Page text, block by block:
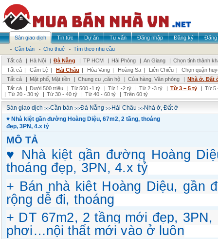
Sàn giao dịch Tin tức Dự án Tư vấn Đăng nhập Đăng ký
Đăng
Cần bán
Cho thuê
Tìm theo nhu cầu
Tất cả
| Hà Nội | Đà Nẵng | TP HCM | Hải Phòng | An Giang | Chọn tỉnh thành
Tất cả | Cẩm Lệ | Hải Châu | Hòa Vang | Hoàng Sa | Liên Chiểu |
Chọn quận
Tất cả
| Mặt phố, Mặt tiền | Chung cư ,căn hộ | Cửa hàng, Văn phòng | Nhà ở, Đất
Tất cả
| Dưới 500 triệu | Từ 500 -1 tỷ | Từ 1 -2 tỷ | Từ 2 -3 tỷ | Từ 3 – 5 tỷ | Từ 5
| Từ 20 - 30 tỷ | Từ 30 - 40 tỷ | Từ 40 - 60 tỷ | Trên 60 tỷ
Sàn giao dịch >>Cần bán >>Đà Nẵng >>Hải Châu >>Nhà ở, Đất ở
♥ Nhà kiệt gần đường Hoàng Diệu, 67m2, 2 tầng, thoáng
đẹp, 3PN, 4.x tỷ
MÔ TẢ
♥ Nhà kiệt gần đường Hoàng
thoáng đẹp, 3PN, 4.x tỷ
+ Bán nhà kiệt Hoàng Diệu, gần
rộng dễ đi, thoáng
+ DT 67m2, 2 tầng mới đẹp,
phơi…nội thất mới vào ở luôn